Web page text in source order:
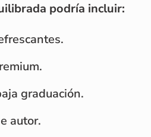
podría incluir:
graduación.
autor.